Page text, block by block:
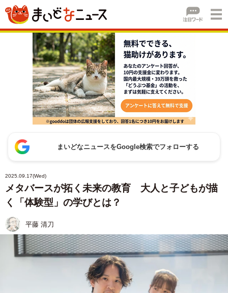
まいどなニュースをGoogle検索でフォローする
2025.09.17(Wed)
メタバースが拓く未来の教育 大人と子どもが描
く「体験型」の学びとは？
平藤 清刀